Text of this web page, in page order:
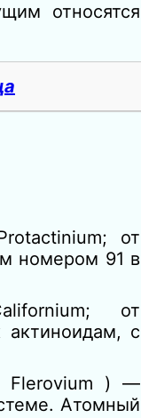
относятся
от
номером 91 в
от
с
Flerovium ) —
Атомный